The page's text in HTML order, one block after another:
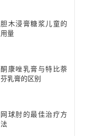
胆木浸膏糖浆儿童的
用量
酮康唑乳膏与特比萘
芬乳膏的区别
网球肘的最佳治疗方
法